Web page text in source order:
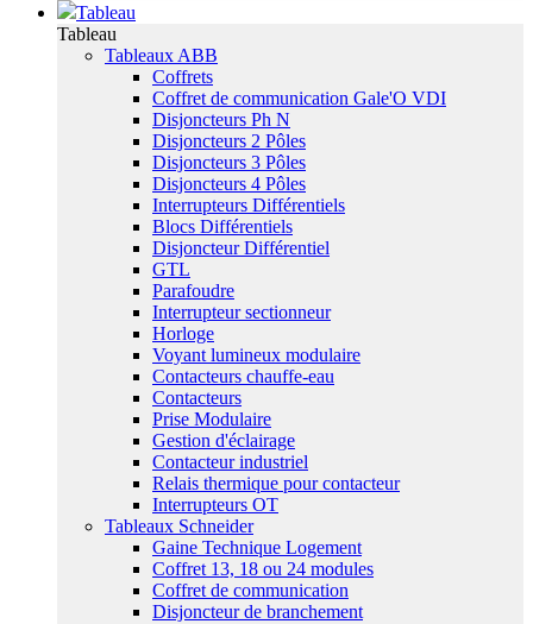
Tableau
Tableau
Tableaux ABB
Coffrets
Coffret de communication Gale'O VDI
Disjoncteurs Ph N
Disjoncteurs 2 Pôles
Disjoncteurs 3 Pôles
Disjoncteurs 4 Pôles
Interrupteurs Différentiels
Blocs Différentiels
Disjoncteur Différentiel
GTL
Parafoudre
Interrupteur sectionneur
Horloge
Voyant lumineux modulaire
Contacteurs chauffe-eau
Contacteurs
Prise Modulaire
Gestion d'éclairage
Contacteur industriel
Relais thermique pour contacteur
Interrupteurs OT
Tableaux Schneider
Gaine Technique Logement
Coffret 13, 18 ou 24 modules
Coffret de communication
Disjoncteur de branchement